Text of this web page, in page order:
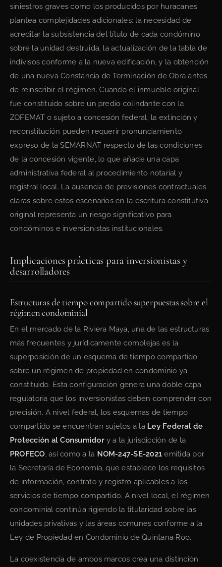
siniestros graves como los producidos por huracanes
plantea complejidades adicionales: la necesidad de
acreditar la subsistencia del título de cada condómino
sobre la unidad destruida, la actualización de la tabla de
indivisos conforme a la nueva edificación, y la obtención
de una nueva Constancia de Terminación de Obra antes
de reinscribir el régimen. Cuando el inmueble original
fue constituido sobre un predio colindante con la
ZOFEMAT o sujeto a concesión federal, la extinción y
reconstitución pueden requerir pronunciamiento
expreso de la SEMARNAT respecto de las condiciones
de la concesión vigente, lo que añade una capa
administrativa federal al procedimiento notarial y
registral local. La ausencia de previsiones contractuales
claras sobre estos escenarios en la escritura constitutiva
original representa un riesgo significativo para
condóminos e inversionistas institucionales.
Implicaciones prácticas para inversionistas y
desarrolladores
Estructuras de tiempo compartido superpuestas sobre el
régimen condominial
En el mercado de la Riviera Maya, una de las estructuras
más frecuentes y jurídicamente complejas es la
superposición de un esquema de tiempo compartido
sobre un régimen de propiedad en condominio ya
constituido. Esta configuración genera una doble capa
regulatoria que los inversionistas deben comprender con
precisión. A nivel federal, los esquemas de tiempo
compartido se encuentran sujetos a la Ley Federal de
Protección al Consumidory a la jurisdicción de la
PROFECO, así como a la NOM-247-SE-2021 emitida por
la Secretaría de Economía, que establece los requisitos
de información, contrato y registro aplicables a los
servicios de tiempo compartido. A nivel local, el régimen
condominial continúa rigiendo la titularidad sobre las
unidades privativas y las áreas comunes conforme a la
Ley de Propiedad en Condominio de Quintana Roo.
La coexistencia de ambos marcos crea una distinción